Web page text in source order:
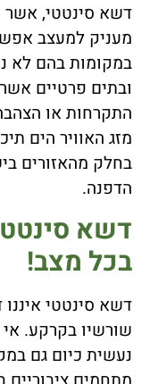
דשא סינטטי, אשר
מעניק למעצב
במקומות בהם לא
ובתים פרטיים
התקרחות או
מזג האוויר הים
בחלק מהאזורים
הדפנה.
דשא
בכל מצב!
דשא סינטטי
שורשיו בקרקע.
נעשית כיום גם